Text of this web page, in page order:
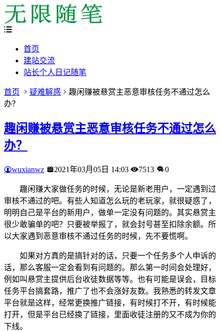
首页
建站交流
站长个人日记随笔
首页 疑难解惑
趣闲赚被悬赏主恶意审核任务不通过怎么
办？
趣闲赚被悬赏主恶意审核任务不通过怎么
办？
wuxianwz 2021年03月05日 14:03 7513 0
趣闲赚大家做任务的时候，无论是新老用户，一定遇到过
审核不通过的吧。有些人知道怎么玩的老玩家，就很疑惑了，
明明自己是平台的新用户，做单一定没有问题的。其实悬赏主
很少敢骗单的吧？只要被举报了，就会封号甚至扣除余额。所
以大家遇到恶意审核不通过任务的时候，先不要慌啊。
如果对方真的是搞针对的话，只要一个任务多个人申诉的
话，那么客服一定会看到有问题的。那么第一时间会处理好，
例如叫悬赏主提供后台收徒数据等等。也有可能是误会，目标
任务平台搞套路，推广了也不会涨好友数。我熟悉的转发文章
平台就是这样，经常更换推广链接，有时候打不开，有时候能
打开，但是平台已经换了链接，里面收徒注册的又不成为你的
下线。